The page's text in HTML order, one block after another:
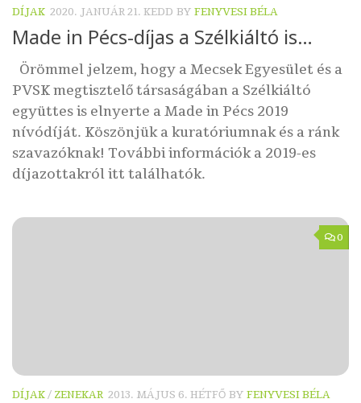
DÍJAK 2020. JANUÁR 21. KEDD BY FENYVESI BÉLA
Made in Pécs-díjas a Szélkiáltó is…
Örömmel jelzem, hogy a Mecsek Egyesület és a
PVSK megtisztelő társaságában a Szélkiáltó
együttes is elnyerte a Made in Pécs 2019
nívódíját. Köszönjük a kuratóriumnak és a ránk
szavazóknak! További információk a 2019-es
díjazottakról itt találhatók.
0
DÍJAK/ ZENEKAR 2013. MÁJUS 6. HÉTFŐ BY FENYVESI BÉLA